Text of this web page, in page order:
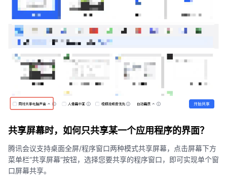
共享屏幕时，如何只共享某一个应用程序的界面？
腾讯会议支持桌面全屏/程序窗口两种模式共享屏幕，点击屏幕下方
菜单栏“共享屏幕”按钮，选择您要共享的程序窗口，即可实现单个窗
口屏幕共享。